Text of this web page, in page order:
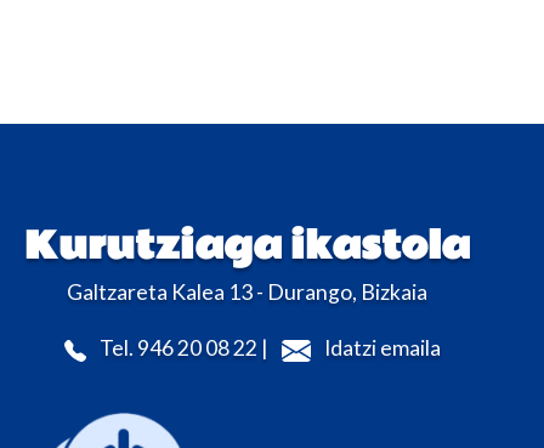
Kurutziaga ikastola
Galtzareta Kalea 13 - Durango, Bizkaia
Tel. 946 20 08 22 | Idatzi emaila